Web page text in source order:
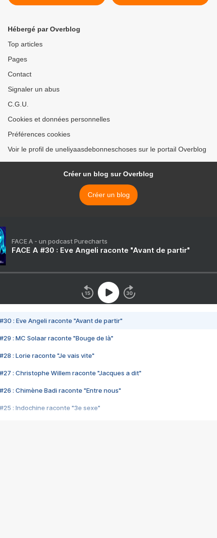
Hébergé par Overblog
Top articles
Pages
Contact
Signaler un abus
C.G.U.
Cookies et données personnelles
Préférences cookies
Voir le profil de uneliyaasdebonneschoses sur le portail Overblog
Créer un blog sur Overblog
Créer un blog
FACE A - un podcast Purecharts
FACE A #30 : Eve Angeli raconte "Avant de partir"
#30 : Eve Angeli raconte "Avant de partir"
#29 : MC Solaar raconte "Bouge de là"
#28 : Lorie raconte "Je vais vite"
#27 : Christophe Willem raconte "Jacques a dit"
#26 : Chimène Badi raconte "Entre nous"
#25 : Indochine raconte "3e sexe"